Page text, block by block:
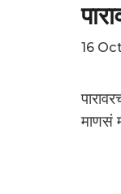
16
माणसं